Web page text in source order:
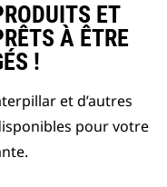
ET
À ÊTRE
!
et d’autres
pour votre